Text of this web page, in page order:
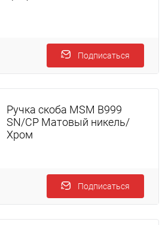
Подписаться
Ручка скоба MSM B999
SN/CP Матовый никель/
Хром
Подписаться